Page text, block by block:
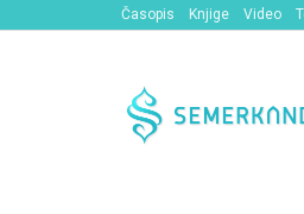
Časopis Knjige Video